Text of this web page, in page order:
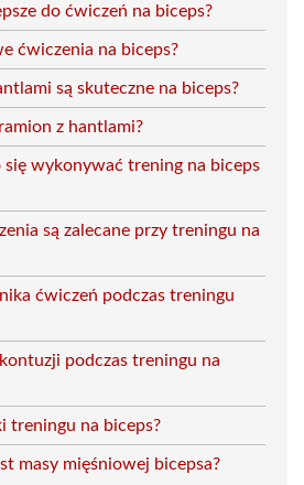
do ćwiczeń na biceps?
ćwiczenia na biceps?
są skuteczne na biceps?
z hantlami?
się wykonywać trening na biceps
są zalecane przy treningu na
ćwiczeń podczas treningu
podczas treningu na
treningu na biceps?
masy mięśniowej bicepsa?